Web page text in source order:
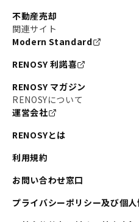
不動産売却
関連サイト
Modern Standard
RENOSY 利諾喜
RENOSY マガジン
RENOSYについて
運営会社
RENOSYとは
利用規約
お問い合わせ窓口
プライバシーポリシー及び個